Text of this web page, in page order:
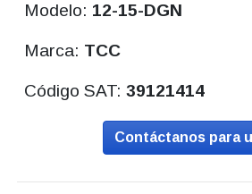
Modelo: 12-15-DGN
Marca: TCC
Código SAT:39121414
Contáctanos para